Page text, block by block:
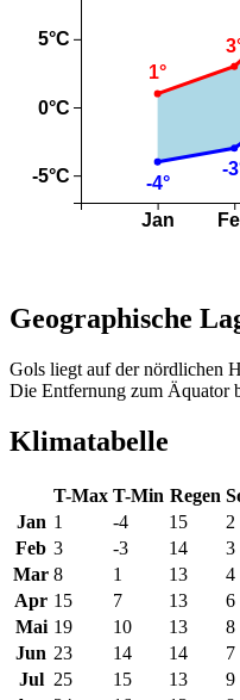
Geographische
Gols liegt auf der nördlichen
Die Entfernung zum Äquator
Klimatabelle
T-Max T-Min Regen
Jan 1 -4 15
2
Feb 3 -3 14
3
Mar 8 1 13
4
Apr 15 7 13
6
Mai 19 10 13
8
Jun 23 14 14
7
Jul 25 15 13
9